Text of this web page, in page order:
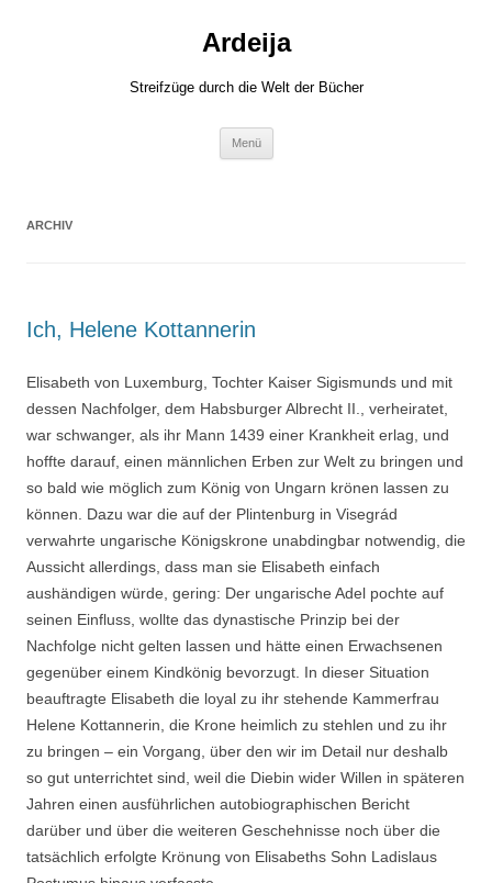
Ardeija
Streifzüge durch die Welt der Bücher
Menü
ARCHIV
Ich, Helene Kottannerin
Elisabeth von Luxemburg, Tochter Kaiser Sigismunds und mit
dessen Nachfolger, dem Habsburger Albrecht II., verheiratet,
war schwanger, als ihr Mann 1439 einer Krankheit erlag, und
hoffte darauf, einen männlichen Erben zur Welt zu bringen und
so bald wie möglich zum König von Ungarn krönen lassen zu
können. Dazu war die auf der Plintenburg in Visegrád
verwahrte ungarische Königskrone unabdingbar notwendig, die
Aussicht allerdings, dass man sie Elisabeth einfach
aushändigen würde, gering: Der ungarische Adel pochte auf
seinen Einfluss, wollte das dynastische Prinzip bei der
Nachfolge nicht gelten lassen und hätte einen Erwachsenen
gegenüber einem Kindkönig bevorzugt. In dieser Situation
beauftragte Elisabeth die loyal zu ihr stehende Kammerfrau
Helene Kottannerin, die Krone heimlich zu stehlen und zu ihr
zu bringen – ein Vorgang, über den wir im Detail nur deshalb
so gut unterrichtet sind, weil die Diebin wider Willen in späteren
Jahren einen ausführlichen autobiographischen Bericht
darüber und über die weiteren Geschehnisse noch über die
tatsächlich erfolgte Krönung von Elisabeths Sohn Ladislaus